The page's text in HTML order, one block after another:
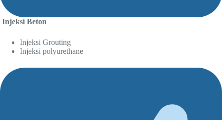
Injeksi Beton
Injeksi Grouting
Injeksi polyurethane